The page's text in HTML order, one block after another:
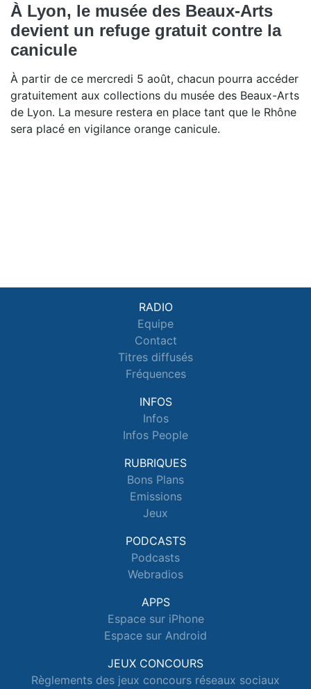
À Lyon, le musée des Beaux-Arts
devient un refuge gratuit contre la
canicule
À partir de ce mercredi 5 août, chacun pourra accéder
gratuitement aux collections du musée des Beaux-Arts
de Lyon. La mesure restera en place tant que le Rhône
sera placé en vigilance orange canicule.
RADIO
Equipe
Contact
Titres diffusés
Fréquences
INFOS
Infos
Infos People
RUBRIQUES
Bons Plans
Emissions
Jeux
PODCASTS
Podcasts
Webradios
APPS
Espace sur iPhone
Espace sur Android
JEUX CONCOURS
Règlements des jeux concours réseaux sociaux